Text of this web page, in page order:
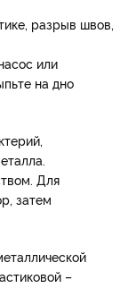
разрыв швов,
или
на дно
Для
затем
–